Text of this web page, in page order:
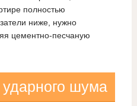
полностью
ниже, нужно
цементно-песчаную
шума